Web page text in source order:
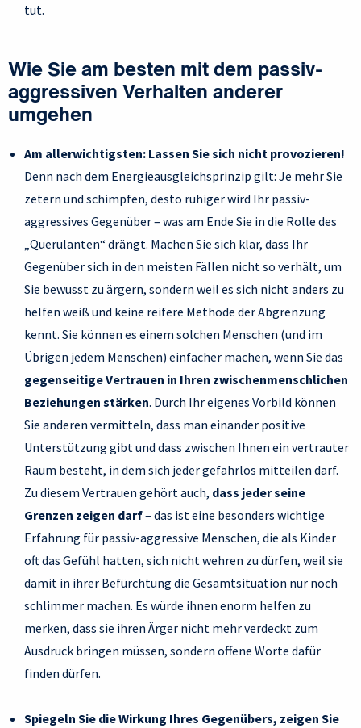
tut.
Wie Sie am besten mit dem passiv-
aggressiven Verhalten anderer
umgehen
Am allerwichtigsten: Lassen Sie sich nicht provozieren!
Denn nach dem Energieausgleichsprinzip gilt: Je mehr Sie
zetern und schimpfen, desto ruhiger wird Ihr passiv-
aggressives Gegenüber – was am Ende Sie in die Rolle des
„Querulanten“ drängt. Machen Sie sich klar, dass Ihr
Gegenüber sich in den meisten Fällen nicht so verhält, um
Sie bewusst zu ärgern, sondern weil es sich nicht anders zu
helfen weiß und keine reifere Methode der Abgrenzung
kennt. Sie können es einem solchen Menschen (und im
Übrigen jedem Menschen) einfacher machen, wenn Sie das
gegenseitige Vertrauen in Ihren zwischenmenschlichen
Beziehungen stärken. Durch Ihr eigenes Vorbild können
Sie anderen vermitteln, dass man einander positive
Unterstützung gibt und dass zwischen Ihnen ein vertrauter
Raum besteht, in dem sich jeder gefahrlos mitteilen darf.
Zu diesem Vertrauen gehört auch, dass jeder seine
Grenzen zeigen darf– das ist eine besonders wichtige
Erfahrung für passiv-aggressive Menschen, die als Kinder
oft das Gefühl hatten, sich nicht wehren zu dürfen, weil sie
damit in ihrer Befürchtung die Gesamtsituation nur noch
schlimmer machen. Es würde ihnen enorm helfen zu
merken, dass sie ihren Ärger nicht mehr verdeckt zum
Ausdruck bringen müssen, sondern offene Worte dafür
finden dürfen.
Spiegeln Sie die Wirkung Ihres Gegenübers, zeigen Sie